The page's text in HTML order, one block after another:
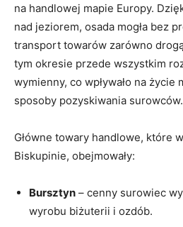
na handlowej mapie Europy.
nad jeziorem, osada mogła bez⁤
transport towarów ​zarówno
tym okresie przede wszystkim
wymienny, co wpływało na życie
sposoby pozyskiwania surowców.
Główne towary handlowe, które
Biskupinie, obejmowały:
Bursztyn – cenny surowiec
wyrobu biżuterii i ozdób.